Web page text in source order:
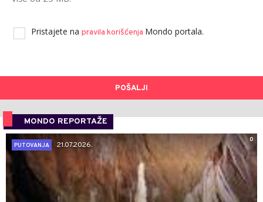
Pristajete na pravila korišćenja Mondo portala.
POŠALJI
MONDO REPORTAŽE
0
PUTOVANJA
21.07.2026.